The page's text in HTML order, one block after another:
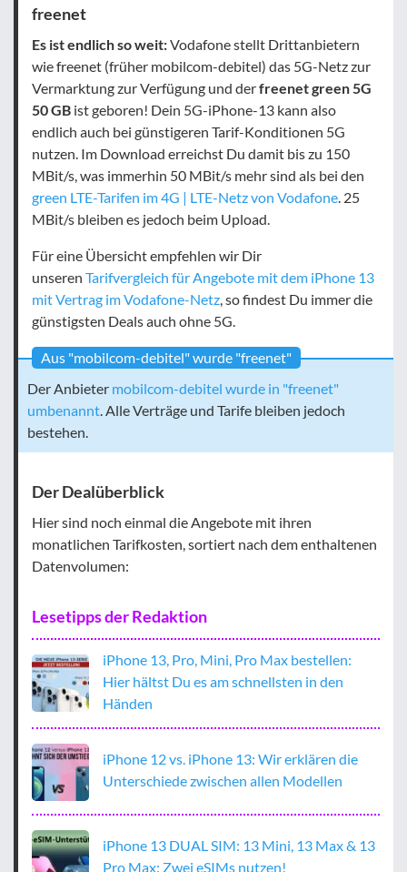
freenet
Es ist endlich so weit:Vodafone stellt Drittanbietern
wie freenet (früher mobilcom-debitel) das 5G-Netz zur
Vermarktung zur Verfügung und derfreenet green 5G
50 GB ist geboren! Dein 5G-iPhone-13 kann also
endlich auch bei günstigeren Tarif-Konditionen 5G
nutzen. Im Download erreichst Du damit bis zu 150
MBit/s, was immerhin 50 MBit/s mehr sind als bei den
green LTE-Tarifen im 4G | LTE-Netz von Vodafone. 25
MBit/s bleiben es jedoch beim Upload.
Für eine Übersicht empfehlen wir Dir
unseren Tarifvergleich für Angebote mit dem iPhone 13
mit Vertrag im Vodafone-Netz, so findest Du immer die
günstigsten Deals auch ohne 5G.
Aus "mobilcom-debitel" wurde "freenet"
Der Anbieter mobilcom-debitel wurde in "freenet"
umbenannt. Alle Verträge und Tarife bleiben jedoch
bestehen.
Der Dealüberblick
Hier sind noch einmal die Angebote mit ihren
monatlichen Tarifkosten, sortiert nach dem enthaltenen
Datenvolumen:
Lesetipps der Redaktion
iPhone 13, Pro, Mini, Pro Max bestellen:
Hier hältst Du es am schnellsten in den
Händen
iPhone 12 vs. iPhone 13: Wir erklären die
Unterschiede zwischen allen Modellen
iPhone 13 DUAL SIM: 13 Mini, 13 Max & 13
Pro Max: Zwei eSIMs nutzen!